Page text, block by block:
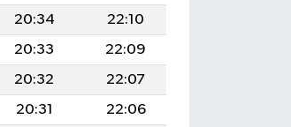
20:34
22:10
20:33
22:09
20:32
22:07
20:31
22:06